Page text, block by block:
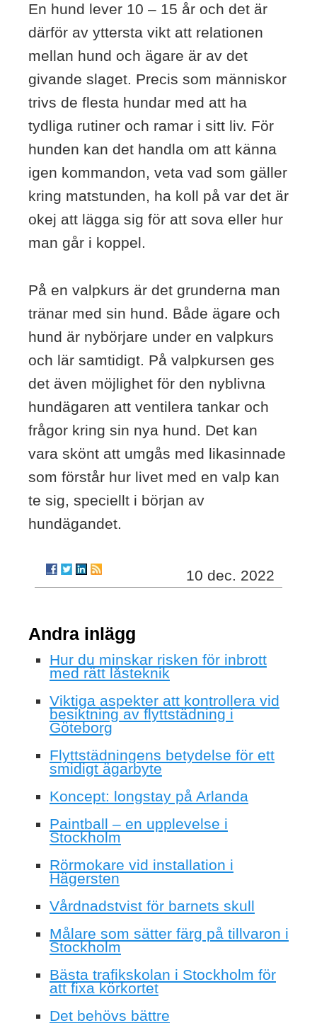
En hund lever 10 – 15 år och det är
därför av yttersta vikt att relationen
mellan hund och ägare är av det
givande slaget. Precis som människor
trivs de flesta hundar med att ha
tydliga rutiner och ramar i sitt liv. För
hunden kan det handla om att känna
igen kommandon, veta vad som gäller
kring matstunden, ha koll på var det är
okej att lägga sig för att sova eller hur
man går i koppel.
På en valpkurs är det grunderna man
tränar med sin hund. Både ägare och
hund är nybörjare under en valpkurs
och lär samtidigt. På valpkursen ges
det även möjlighet för den nyblivna
hundägaren att ventilera tankar och
frågor kring sin nya hund. Det kan
vara skönt att umgås med likasinnade
som förstår hur livet med en valp kan
te sig, speciellt i början av
hundägandet.
10 dec. 2022
Andra inlägg
Hur du minskar risken för inbrott
med rätt låsteknik
Viktiga aspekter att kontrollera vid
besiktning av flyttstädning i
Göteborg
Flyttstädningens betydelse för ett
smidigt ägarbyte
Koncept: longstay på Arlanda
Paintball – en upplevelse i
Stockholm
Rörmokare vid installation i
Hägersten
Vårdnadstvist för barnets skull
Målare som sätter färg på tillvaron i
Stockholm
Bästa trafikskolan i Stockholm för
att fixa körkortet
Det behövs bättre